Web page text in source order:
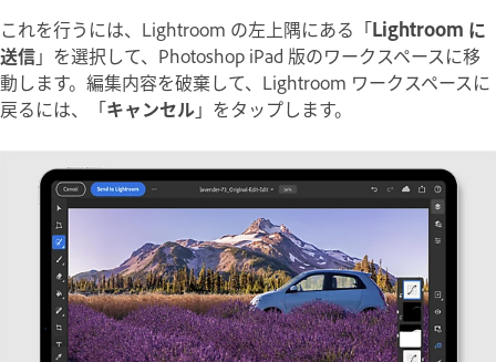
これを行うには、Lightroom の左上隅にある「Lightroom に
送信」を選択して、Photoshop iPad 版のワークスペースに移
動します。編集内容を破棄して、Lightroom ワークスペースに
戻るには、「キャンセル」をタップします。